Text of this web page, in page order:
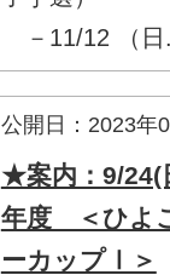
－11/12 （日
公開日：2023年
★案内：9/
年度 ＜ひよ
ーカップⅠ＞